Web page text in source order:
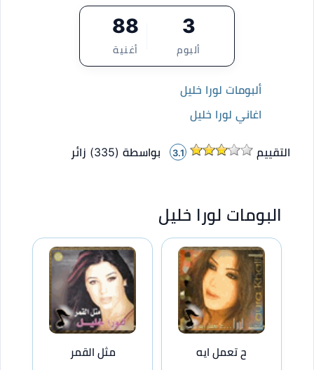
3
ألبوم
88
أغنية
ألبومات لورا خليل
اغاني لورا خليل
التقييم 3.1 بواسطة (335
) زائر
البومات لورا خليل
ح تعمل ايه مثل القمر